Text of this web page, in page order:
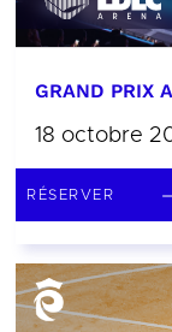
GRAND PRIX
18 octobre
RÉSERVER